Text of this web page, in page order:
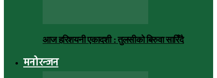
आज हरिशयनी एकादशी : तुलसीको बिरुवा सारिँदै
मनोरन्जन